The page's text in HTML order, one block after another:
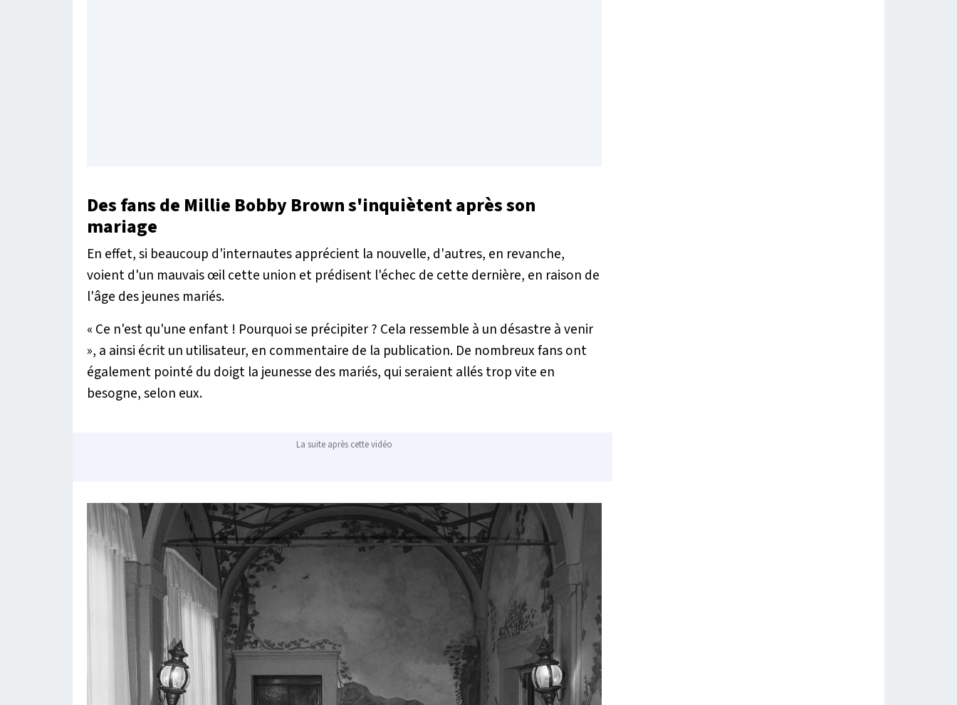
Des fans de Millie Bobby Brown s'inquiètent après son
mariage
En effet, si beaucoup d'internautes apprécient la nouvelle, d'autres, en revanche,
voient d'un mauvais œil cette union et prédisent l'échec de cette dernière, en raison de
l'âge des jeunes mariés.
« Ce n'est qu'une enfant ! Pourquoi se précipiter ? Cela ressemble à un désastre à venir
», a ainsi écrit un utilisateur, en commentaire de la publication. De nombreux fans ont
également pointé du doigt la jeunesse des mariés, qui seraient allés trop vite en
besogne, selon eux.
La suite après cette vidéo